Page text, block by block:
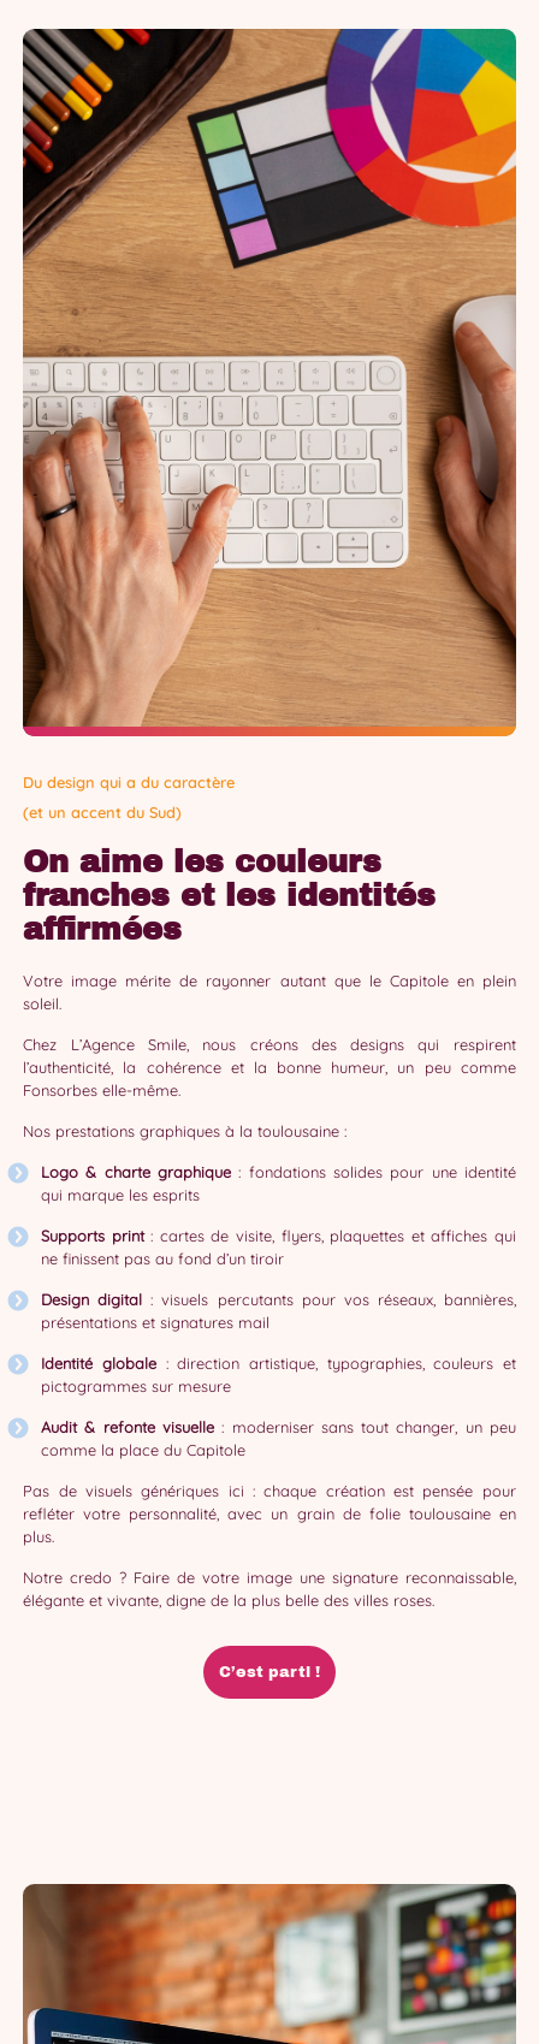
Du design qui a du caractère
(et un accent du Sud)
On aime les couleurs
franches et les identités
affirmées
Votre image mérite de rayonner autant que le Capitole en plein
soleil.
Chez L’Agence Smile, nous créons des designs qui respirent
l’authenticité, la cohérence et la bonne humeur, un peu comme
Fonsorbes elle-même.
Nos prestations graphiques à la toulousaine :
Logo & charte graphique : fondations solides pour une identité
qui marque les esprits
Supports print: cartes de visite, flyers, plaquettes et affiches qui
ne finissent pas au fond d’un tiroir
Design digital : visuels percutants pour vos réseaux, bannières,
présentations et signatures mail
Identité globale: direction artistique, typographies, couleurs et
pictogrammes sur mesure
Audit & refonte visuelle: moderniser sans tout changer, un peu
comme la place du Capitole
Pas de visuels génériques ici : chaque création est pensée pour
refléter votre personnalité, avec un grain de folie toulousaine en
plus.
Notre credo ? Faire de votre image une signature reconnaissable,
élégante et vivante, digne de la plus belle des villes roses.
C’est parti !